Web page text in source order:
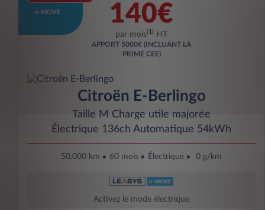
e-MOVE 140€
par mois(1) HT
APPORT 5000€ (INCLUANT LA
PRIME CEE)
Citroën E-Berlingo
Taille M Charge utile majorée
Électrique 136ch Automatique 54kWh
50.000 km 60 mois Électrique 0 g/km
Activez le mode électrique